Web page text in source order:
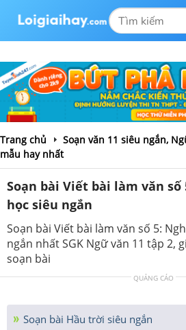
Trang chủ
Soạn văn 11 siêu ngắn,
mẫu hay nhất
Soạn bài Viết bài làm văn
học siêu ngắn
Soạn bài Viết bài làm văn số 5:
ngắn nhất SGK Ngữ văn 11 tập 2,
soạn bài
QUẢNG CÁO
Soạn bài Hầu trời siêu ngắn